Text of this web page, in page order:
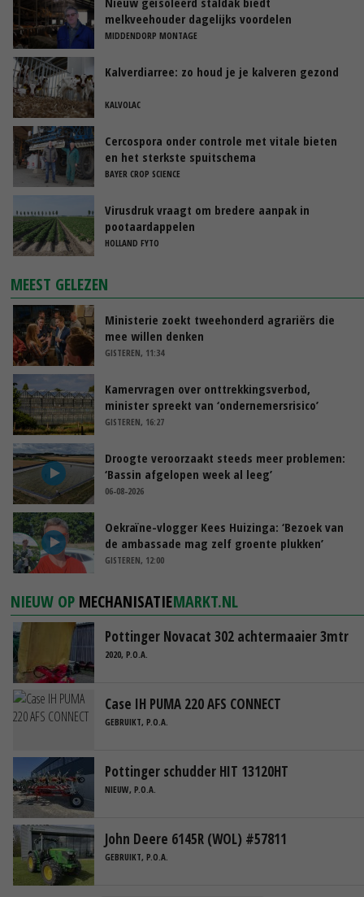
melkveehouder dagelijks voordelen
MIDDENDORP MONTAGE
Kalverdiarree: zo houd je je kalveren gezond
KALVOLAC
Cercospora onder controle met vitale bieten
en het sterkste spuitschema
BAYER CROP SCIENCE
Virusdruk vraagt om bredere aanpak in
pootaardappelen
HOLLAND FYTO
MEEST GELEZEN
Ministerie zoekt tweehonderd agrariërs die
mee willen denken
GISTEREN, 11:34
Kamervragen over onttrekkingsverbod,
minister spreekt van ‘ondernemersrisico’
GISTEREN, 16:27
Droogte veroorzaakt steeds meer problemen:
‘Bassin afgelopen week al leeg’
06-08-2026
Oekraïne-vlogger Kees Huizinga: ‘Bezoek van
de ambassade mag zelf groente plukken’
GISTEREN, 12:00
NIEUW OP MECHANISATIEMARKT.NL
Pottinger Novacat 302 achtermaaier 3mtr
2020, P.O.A.
Case IH PUMA 220 AFS CONNECT
GEBRUIKT, P.O.A.
Pottinger schudder HIT 13120HT
NIEUW, P.O.A.
John Deere 6145R (WOL) #57811
GEBRUIKT, P.O.A.